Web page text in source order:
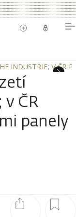
INDUSTRIE; V ČR
INDUSTRIE; V ČR
ČR
panely